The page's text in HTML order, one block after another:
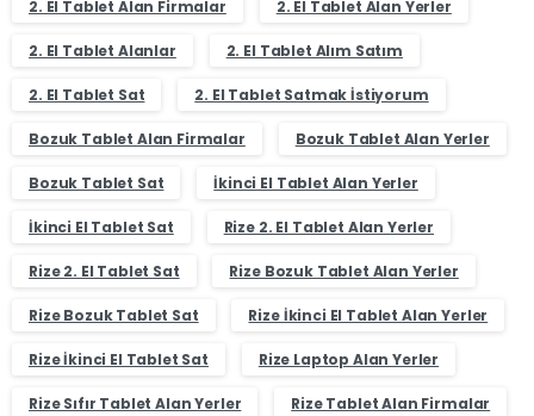
2. El Tablet Alan Firmalar 2. El Tablet Alan Yerler
2. El Tablet Alanlar 2. El Tablet Alım Satım
2. El Tablet Sat 2. El Tablet Satmak İstiyorum
Bozuk Tablet Alan Firmalar Bozuk Tablet Alan Yerler
Bozuk Tablet Sat İkinci El Tablet Alan Yerler
İkinci El Tablet Sat Rize 2. El Tablet Alan Yerler
Rize 2. El Tablet Sat Rize Bozuk Tablet Alan Yerler
Rize Bozuk Tablet Sat Rize İkinci El Tablet Alan Yerler
Rize İkinci El Tablet Sat Rize Laptop Alan Yerler
Rize Sıfır Tablet Alan Yerler Rize Tablet Alan Firmalar